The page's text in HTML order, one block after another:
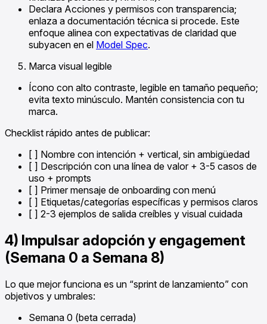
Declara Acciones y permisos con transparencia;
enlaza a documentación técnica si procede. Este
enfoque alinea con expectativas de claridad que
subyacen en el Model Spec.
Marca visual legible
Ícono con alto contraste, legible en tamaño pequeño;
evita texto minúsculo. Mantén consistencia con tu
marca.
Checklist rápido antes de publicar:
[ ] Nombre con intención + vertical, sin ambigüedad
[ ] Descripción con una línea de valor + 3-5 casos de
uso + prompts
[ ] Primer mensaje de onboarding con menú
[ ] Etiquetas/categorías específicas y permisos claros
[ ] 2-3 ejemplos de salida creíbles y visual cuidada
4) Impulsar adopción y engagement
(Semana 0 a Semana 8)
Lo que mejor funciona es un “sprint de lanzamiento” con
objetivos y umbrales:
Semana 0 (beta cerrada)